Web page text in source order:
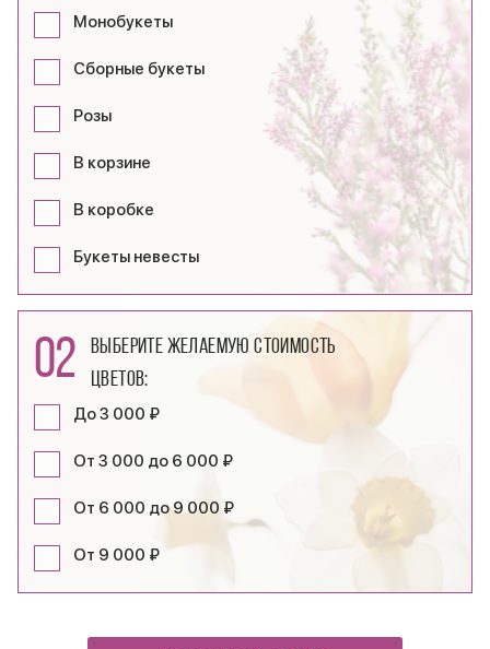
Монобукеты
Сборные букеты
Розы
В корзине
В коробке
Букеты невесты
02
Выберите желаемую стоимость
цветов:
До 3 000 ₽
От 3 000 до 6 000 ₽
От 6 000 до 9 000 ₽
От 9 000 ₽